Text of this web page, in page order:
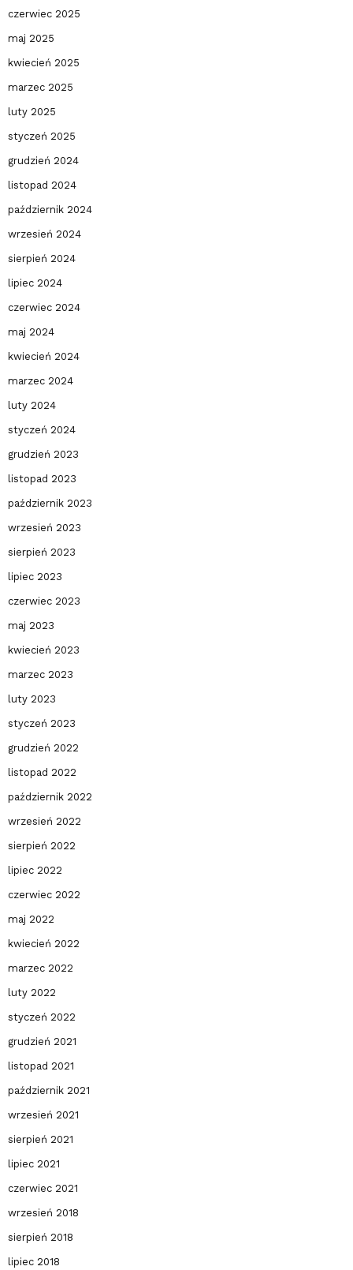
czerwiec 2025
maj 2025
kwiecień 2025
marzec 2025
luty 2025
styczeń 2025
grudzień 2024
listopad 2024
październik 2024
wrzesień 2024
sierpień 2024
lipiec 2024
czerwiec 2024
maj 2024
kwiecień 2024
marzec 2024
luty 2024
styczeń 2024
grudzień 2023
listopad 2023
październik 2023
wrzesień 2023
sierpień 2023
lipiec 2023
czerwiec 2023
maj 2023
kwiecień 2023
marzec 2023
luty 2023
styczeń 2023
grudzień 2022
listopad 2022
październik 2022
wrzesień 2022
sierpień 2022
lipiec 2022
czerwiec 2022
maj 2022
kwiecień 2022
marzec 2022
luty 2022
styczeń 2022
grudzień 2021
listopad 2021
październik 2021
wrzesień 2021
sierpień 2021
lipiec 2021
czerwiec 2021
wrzesień 2018
sierpień 2018
lipiec 2018